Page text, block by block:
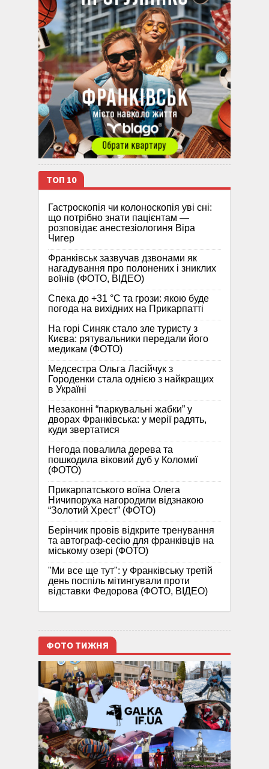
ТОП 10
Гастроскопія чи колоноскопія уві сні:
що потрібно знати пацієнтам —
розповідає анестезіологиня Віра
Чигер
Франківськ зазвучав дзвонами як
нагадування про полонених і зниклих
воїнів (ФОТО, ВІДЕО)
Спека до +31 °C та грози: якою буде
погода на вихідних на Прикарпатті
На горі Синяк стало зле туристу з
Києва: рятувальники передали його
медикам (ФОТО)
Медсестра Ольга Ласійчук з
Городенки стала однією з найкращих
в Україні
Незаконні “паркувальні жабки” у
дворах Франківська: у мерії радять,
куди звертатися
Негода повалила дерева та
пошкодила віковий дуб у Коломиї
(ФОТО)
Прикарпатського воїна Олега
Ничипорука нагородили відзнакою
“Золотий Хрест” (ФОТО)
Берінчик провів відкрите тренування
та автограф-сесію для франківців на
міському озері (ФОТО)
"Ми все ще тут": у Франківську третій
день поспіль мітингували проти
відставки Федорова (ФОТО, ВІДЕО)
ФОТО ТИЖНЯ